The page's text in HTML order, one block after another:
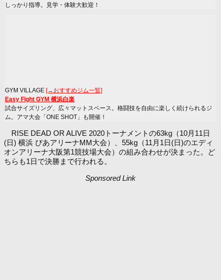
しっかり指導。見学・体験大歓迎！
GYM VILLAGE [→おすすめジム一覧]
Easy Fight GYM 横浜白楽
試合サイズリング、広々マットスペース。格闘技を自由に楽しく続けられるジ
ム。アマ大会「ONE SHOT」も開催！
RISE DEAD OR ALIVE 2020トーナメントの63kg（10月11日
(日) 横浜 ぴあアリーナMM大会）、55kg（11月1日(日)のエディ
オンアリーナ大阪第1競技場大会）の組み合わせが決まった。ど
ちらも1日で決勝まで行われる。
Sponsored Link